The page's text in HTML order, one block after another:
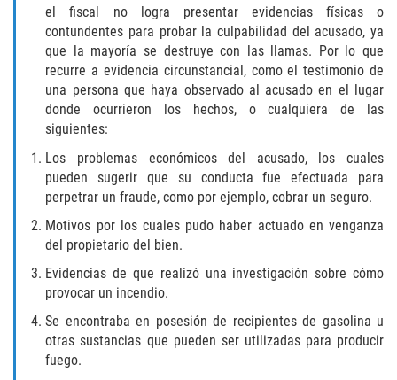
Leyes de DUI en el Estado de
California
Violencia Doméstica
Acecho
Amenazas Criminales
Agresión Doméstica
Lesión Corporal a un Cónyuge
el fiscal no logra presentar evidencias físicas o
contundentes para probar la culpabilidad del acusado, ya
que la mayoría se destruye con las llamas. Por lo que
recurre a evidencia circunstancial, como el testimonio de
una persona que haya observado al acusado en el lugar
donde ocurrieron los hechos, o cualquiera de las
siguientes:
Los problemas económicos del acusado, los cuales
pueden sugerir que su conducta fue efectuada para
perpetrar un fraude, como por ejemplo, cobrar un seguro.
Motivos por los cuales pudo haber actuado en venganza
del propietario del bien.
Evidencias de que realizó una investigación sobre cómo
provocar un incendio.
Se encontraba en posesión de recipientes de gasolina u
otras sustancias que pueden ser utilizadas para producir
fuego.